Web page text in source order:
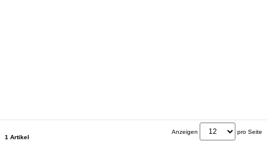
1 Artikel
Anzeigen pro Seite